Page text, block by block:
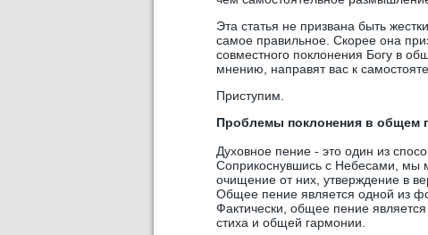
Эта статья не призвана быть
самое правильное. Скорее она
совместного поклонения Богу в
мнению, направят вас к
Приступим.
Проблемы поклонения в общем
Духовное пение - это один из
Соприкоснувшись с Небесами, мы
очищение от них, утверждение в
Общее пение является одной из
Фактически, общее пение
стиха и общей гармонии.